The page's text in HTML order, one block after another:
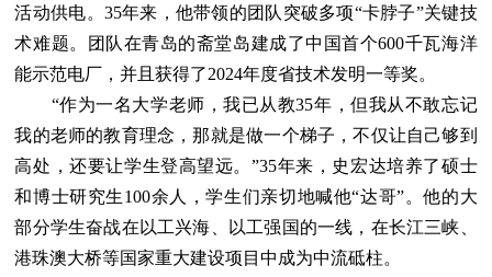
活动供电。35年来，他带领的团队突破多项“卡脖子”关键技
术难题。团队在青岛的斋堂岛建成了中国首个600千瓦海洋
能示范电厂，并且获得了2024年度省技术发明一等奖。
“作为一名大学老师，我已从教35年，但我从不敢忘记
我的老师的教育理念，那就是做一个梯子，不仅让自己够到
高处，还要让学生登高望远。”35年来，史宏达培养了硕士
和博士研究生100余人，学生们亲切地喊他“达哥”。他的大
部分学生奋战在以工兴海、以工强国的一线，在长江三峡、
港珠澳大桥等国家重大建设项目中成为中流砥柱。